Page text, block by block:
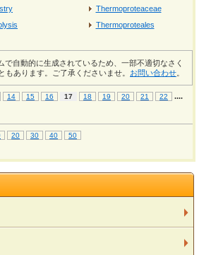
Thermoproteaceae
Thermoproteales
で自動的に生成されているため、一部不適切なさく
もあります。ご了承くださいませ。 お問い合わせ
14 15 16 17 18 19 20 21 22 ....
20 30 40 50